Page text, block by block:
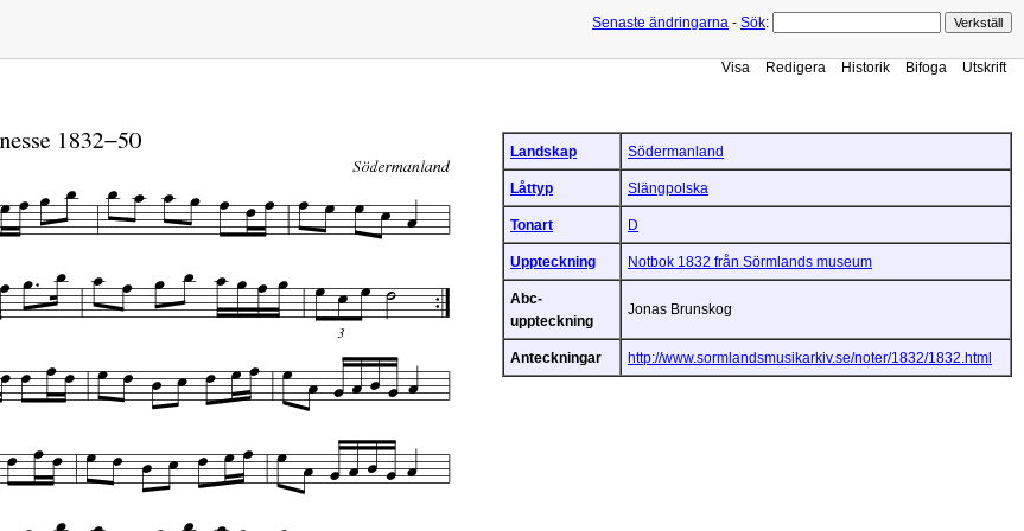
Senaste ändringarna - Sök:
Visa Redigera Historik Bifoga Utskrift
Landskap Södermanland
Låttyp Slängpolska
Tonart D
Uppteckning Notbok 1832 från Sörmlands museum
Abc-
uppteckning
Jonas Brunskog
Anteckningar http://www.sormlandsmusikarkiv.se/noter/1832/1832.html